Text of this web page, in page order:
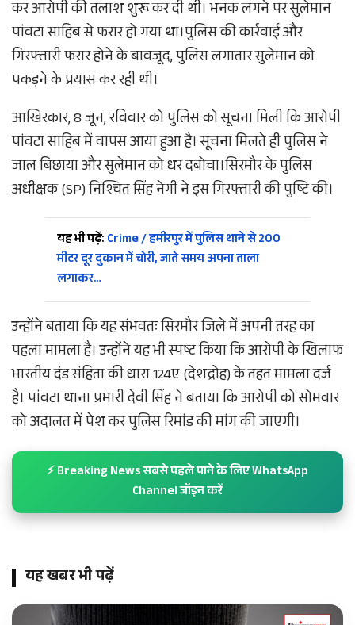
कर आरोपी की तलाश शुरू कर दी थी। भनक लगने पर सुलेमान
पांवटा साहिब से फरार हो गया था।पुलिस की कार्रवाई और
गिरफ्तारी फरार होने के बावजूद, पुलिस लगातार सुलेमान को
पकड़ने के प्रयास कर रही थी।
आखिरकार, 8 जून, रविवार को पुलिस को सूचना मिली कि आरोपी
पांवटा साहिब में वापस आया हुआ है। सूचना मिलते ही पुलिस ने
जाल बिछाया और सुलेमान को धर दबोचा।सिरमौर के पुलिस
अधीक्षक (SP) निश्चित सिंह नेगी ने इस गिरफ्तारी की पुष्टि की।
यह भी पढ़ें: Crime / हमीरपुर में पुलिस थाने से 200
मीटर दूर दुकान में चोरी, जाते समय अपना ताला
लगाकर…
उन्होंने बताया कि यह संभवतः सिरमौर जिले में अपनी तरह का
पहला मामला है। उन्होंने यह भी स्पष्ट किया कि आरोपी के खिलाफ
भारतीय दंड संहिता की धारा 124ए (देशद्रोह) के तहत मामला दर्ज
है। पांवटा थाना प्रभारी देवी सिंह ने बताया कि आरोपी को सोमवार
को अदालत में पेश कर पुलिस रिमांड की मांग की जाएगी।
⚡ Breaking News सबसे पहले पाने के लिए WhatsApp
Channel जॉइन करें
यह खबर भी पढ़ें